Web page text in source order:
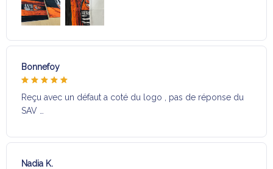
Bonnefoy
Reçu avec un défaut a coté du logo , pas de réponse du
SAV …
Nadia K.